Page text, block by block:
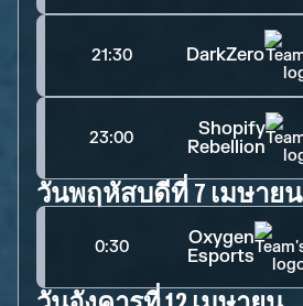
21:30 DarkZero
23:00
Shopify
Rebellion
วันพฤหัสบดีที่ 7 เมษายน
0:30
Oxygen
Esports